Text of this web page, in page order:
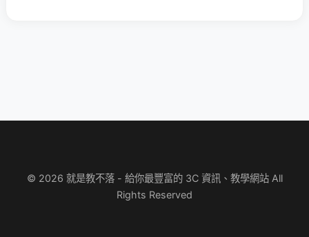
© 2026 就是教不落 - 給你最豐富的 3C 資訊、教學網站 All
Rights Reserved